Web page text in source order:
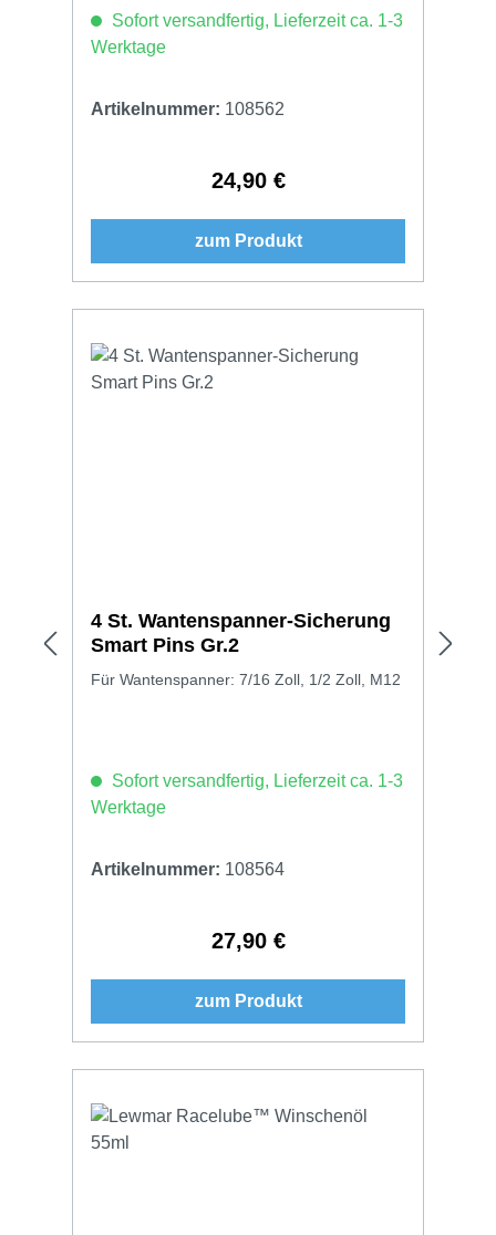
Sofort versandfertig, Lieferzeit ca. 1-3
Werktage
Artikelnummer: 108562
Regulärer Preis:
24,90 €
zum Produkt
4 St. Wantenspanner-Sicherung
Smart Pins Gr.2
Für Wantenspanner: 7/16 Zoll, 1/2 Zoll, M12
Sofort versandfertig, Lieferzeit ca. 1-3
Werktage
Artikelnummer: 108564
Regulärer Preis:
27,90 €
zum Produkt